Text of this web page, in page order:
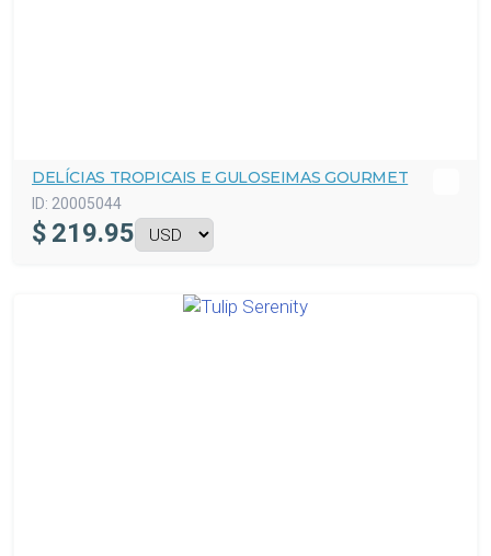
DELÍCIAS TROPICAIS E GULOSEIMAS GOURMET
ID: 20005044
$ 219.95